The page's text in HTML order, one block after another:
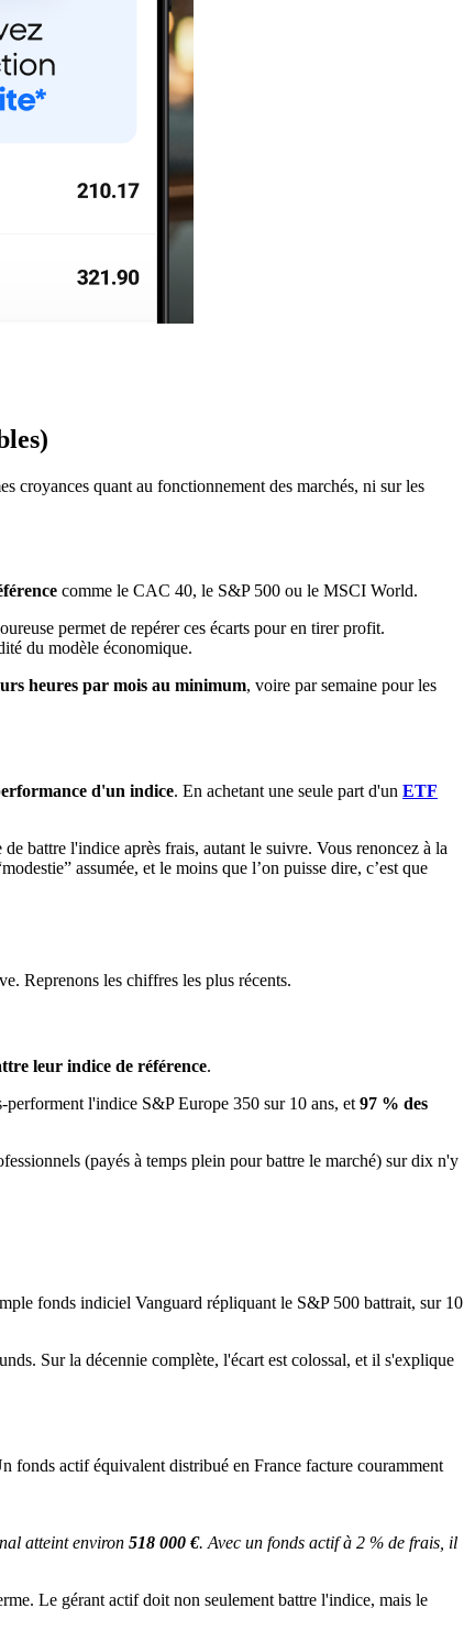
croyances quant au fonctionnement des marchés, ni sur les
comme le CAC 40, le S&P 500 ou le MSCI World.
permet de repérer ces écarts pour en tirer profit.
du modèle économique.
heures par mois au minimum, voire par semaine pour les
d'un indice. En achetant une seule part d'un ETF
battre l'indice après frais, autant le suivre. Vous renoncez à la
assumée, et le moins que l’on puisse dire, c’est que
Reprenons les chiffres les plus récents.
leur indice de référence.
performent l'indice S&P Europe 350 sur 10 ans, et 97 % des
(payés à temps plein pour battre le marché) sur dix n'y
fonds indiciel Vanguard répliquant le S&P 500 battrait, sur 10
Sur la décennie complète, l'écart est colossal, et il s'explique
fonds actif équivalent distribué en France facture couramment
atteint environ 518 000 €. Avec un fonds actif à 2 % de frais, il
Le gérant actif doit non seulement battre l'indice, mais le